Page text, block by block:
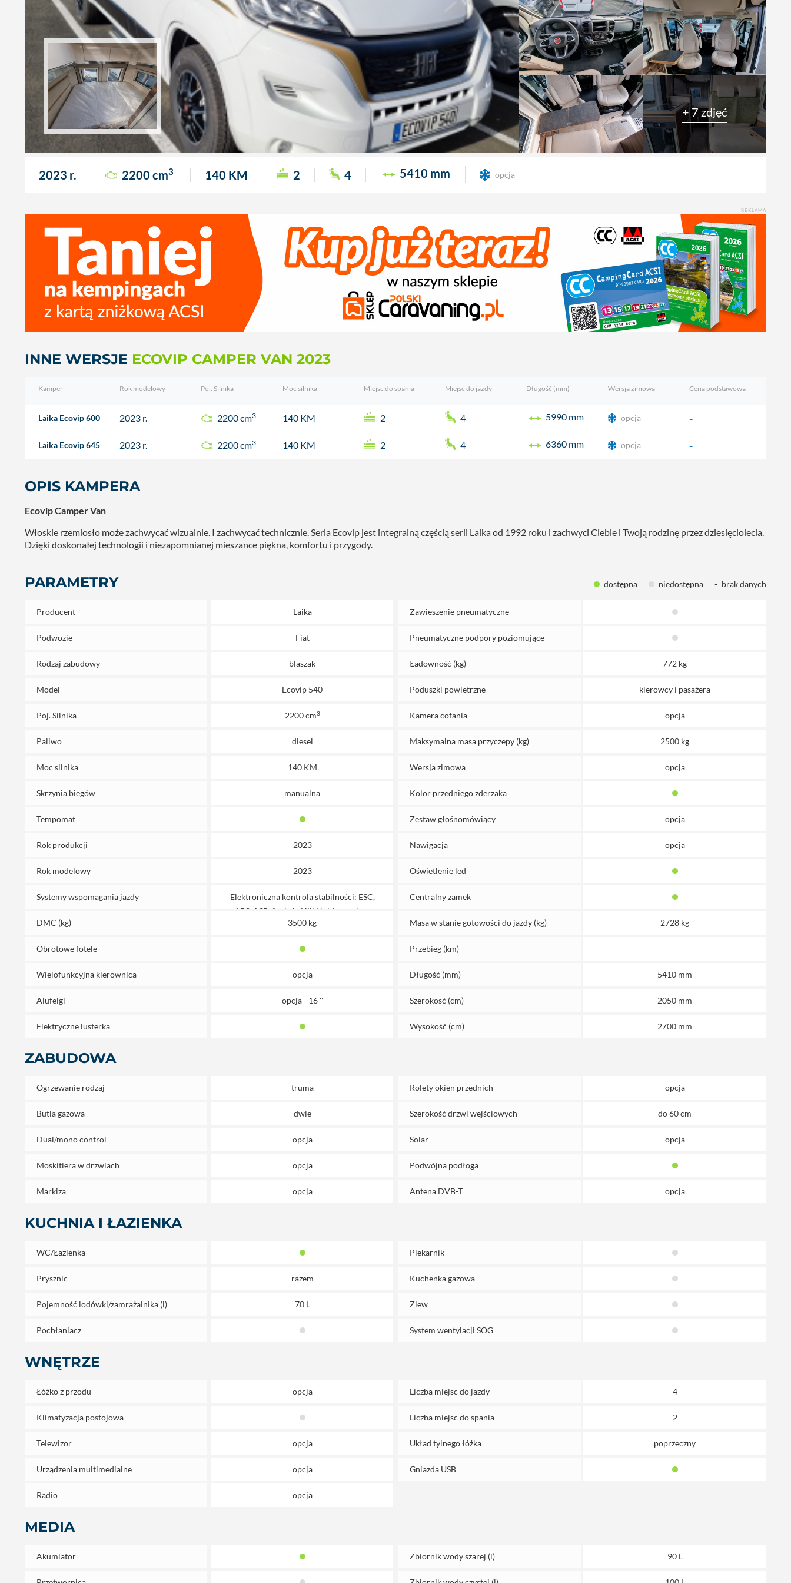
+ 7 zdjęć
2023 r. 2200 cm3 140 KM 2 4 5410 mm opcja
REKLAMA
INNE WERSJE ECOVIP CAMPER VAN 2023
Kamper Rok modelowy Poj. Silnika Moc silnika Miejsc do spania Miejsc do jazdy Długość (mm) Wersja zimowa Cena podstawowa
Laika Ecovip 600 2023 r. 2200 cm3 140 KM 2 4 5990 mm opcja -
Laika Ecovip 645 2023 r. 2200 cm3 140 KM 2 4 6360 mm opcja -
OPIS KAMPERA
Ecovip Camper Van
Włoskie rzemiosło może zachwycać wizualnie. I zachwycać technicznie. Seria Ecovip jest integralną częścią serii Laika od 1992 roku i zachwyci Ciebie i Twoją rodzinę przez dziesięciolecia.
Dzięki doskonałej technologii i niezapomnianej mieszance piękna, komfortu i przygody.
PARAMETRY dostępna niedostępna - brak danych
Producent Laika
Podwozie Fiat
Rodzaj zabudowy blaszak
Model Ecovip 540
Poj. Silnika 2200 cm3
Paliwo diesel
Moc silnika 140 KM
Skrzynia biegów manualna
Tempomat
Rok produkcji 2023
Rok modelowy 2023
Systemy wspomagania jazdy
Elektroniczna kontrola stabilności: ESC,
ABS, ASR, funkcja Hill Holder, system
zapobiegający wywróceniu, asystent
stabilności przyczepy, system hamowania
DMC (kg) 3500 kg
Obrotowe fotele
Wielofunkcyjna kierownica opcja
Alufelgi opcja 16 ''
Elektryczne lusterka
Zawieszenie pneumatyczne
Pneumatyczne podpory poziomujące
Ładowność (kg) 772 kg
Poduszki powietrzne kierowcy i pasażera
Kamera cofania opcja
Maksymalna masa przyczepy (kg) 2500 kg
Wersja zimowa opcja
Kolor przedniego zderzaka
Zestaw głośnomówiący opcja
Nawigacja opcja
Oświetlenie led
Centralny zamek
Masa w stanie gotowości do jazdy (kg) 2728 kg
Przebieg (km) -
Długość (mm) 5410 mm
Szerokosć (cm) 2050 mm
Wysokość (cm) 2700 mm
ZABUDOWA
Ogrzewanie rodzaj truma
Butla gazowa dwie
Dual/mono control opcja
Moskitiera w drzwiach opcja
Markiza opcja
Rolety okien przednich opcja
Szerokość drzwi wejściowych do 60 cm
Solar opcja
Podwójna podłoga
Antena DVB-T opcja
KUCHNIA I ŁAZIENKA
WC/Łazienka
Prysznic razem
Pojemność lodówki/zamrażalnika (l) 70 L
Pochłaniacz
Piekarnik
Kuchenka gazowa
Zlew
System wentylacji SOG
WNĘTRZE
Łóżko z przodu opcja
Klimatyzacja postojowa
Telewizor opcja
Urządzenia multimedialne opcja
Radio opcja
Liczba miejsc do jazdy 4
Liczba miejsc do spania 2
Układ tylnego łóżka poprzeczny
Gniazda USB
MEDIA
Akumlator Zbiornik wody szarej (l) 90 L